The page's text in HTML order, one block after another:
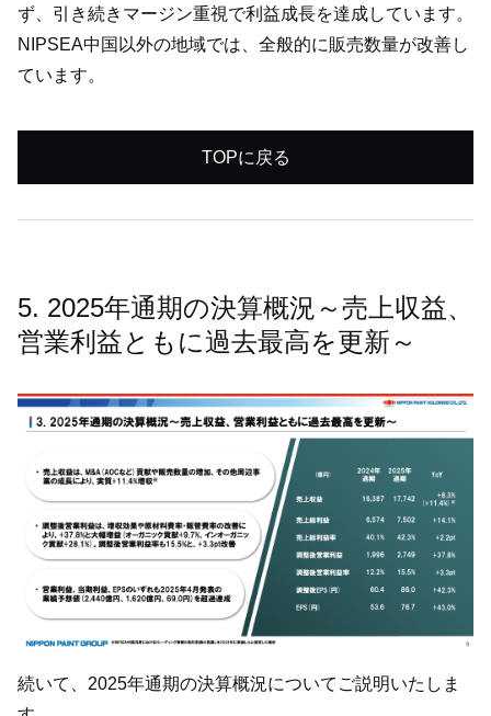
ず、引き続きマージン重視で利益成長を達成しています。
NIPSEA中国以外の地域では、全般的に販売数量が改善し
ています。
TOPに戻る
5. 2025年通期の決算概況～売上収益、
営業利益ともに過去最高を更新～
続いて、2025年通期の決算概況についてご説明いたしま